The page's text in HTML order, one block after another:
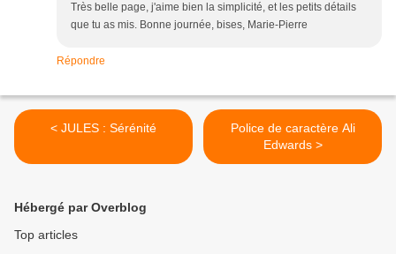
Très belle page, j'aime bien la simplicité, et les petits détails
que tu as mis. Bonne journée, bises, Marie-Pierre
Répondre
< JULES : Sérénité
Police de caractère Ali
Edwards >
Hébergé par Overblog
Top articles